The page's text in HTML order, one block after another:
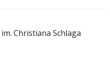
Christiana Schlaga